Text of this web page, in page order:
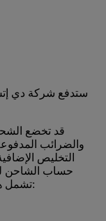
ستدفع شركة دي
قد تخضع
والضرائب
التخليص
حساب الشاحن
تشمل هذه الرسوم على سبيل المثال لا الحصر: